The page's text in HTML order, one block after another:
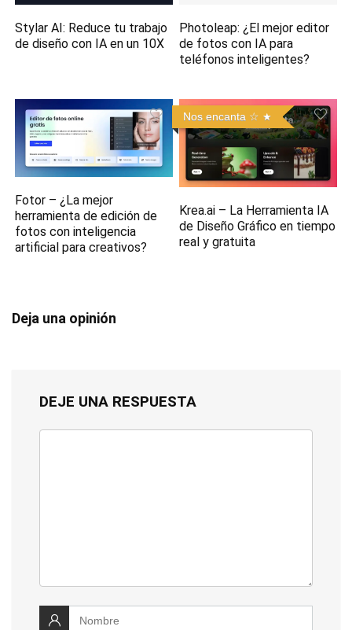
Stylar AI: Reduce tu trabajo
de diseño con IA en un 10X
Photoleap: ¿El mejor editor
de fotos con IA para
teléfonos inteligentes?
Fotor – ¿La mejor
herramienta de edición de
fotos con inteligencia
artificial para creativos?
Nos encanta ☆
Krea.ai – La Herramienta IA
de Diseño Gráfico en tiempo
real y gratuita
Deja una opinión
DEJE UNA RESPUESTA